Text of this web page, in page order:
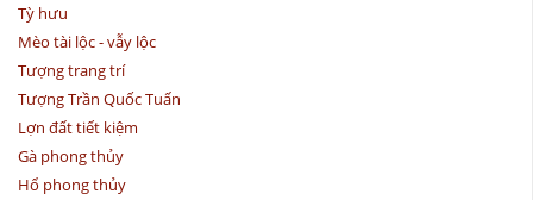
Tỳ hưu
Mèo tài lộc - vẫy lộc
Tượng trang trí
Tượng Trần Quốc Tuấn
Lợn đất tiết kiệm
Gà phong thủy
Hổ phong thủy